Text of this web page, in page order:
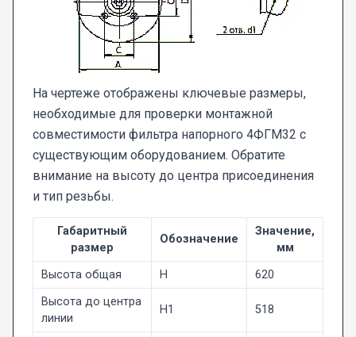
На чертеже отображены ключевые размеры,
необходимые для проверки монтажной
совместимости фильтра напорного 4ФГМ32 с
существующим оборудованием. Обратите
внимание на высоту до центра присоединения
и тип резьбы.
Габаритный
размер
Обозначение
Значение,
мм
Высота общая
H
620
Высота до центра
линии
H1 518